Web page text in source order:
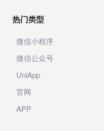
热门类型
微信小程序
微信公众号
UniApp
官网
APP